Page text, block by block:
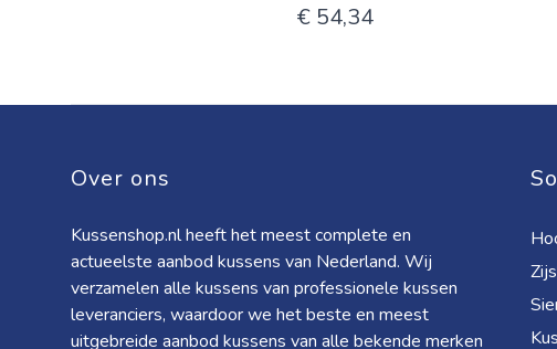
€ 54,34
Over ons
Kussenshop.nl heeft het meest complete en
actueelste aanbod kussens van Nederland. Wij
verzamelen alle kussens van professionele kussen
leveranciers, waardoor we het beste en meest
uitgebreide aanbod kussens van alle bekende merken